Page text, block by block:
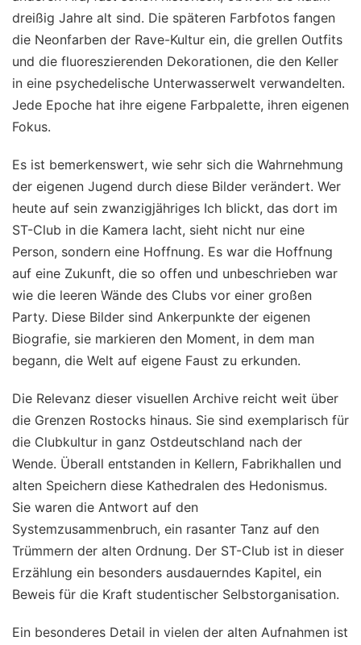
dreißig Jahre alt sind. Die späteren Farbfotos fangen
die Neonfarben der Rave-Kultur ein, die grellen Outfits
und die fluoreszierenden Dekorationen, die den Keller
in eine psychedelische Unterwasserwelt verwandelten.
Jede Epoche hat ihre eigene Farbpalette, ihren eigenen
Fokus.
Es ist bemerkenswert, wie sehr sich die Wahrnehmung
der eigenen Jugend durch diese Bilder verändert. Wer
heute auf sein zwanzigjähriges Ich blickt, das dort im
ST-Club in die Kamera lacht, sieht nicht nur eine
Person, sondern eine Hoffnung. Es war die Hoffnung
auf eine Zukunft, die so offen und unbeschrieben war
wie die leeren Wände des Clubs vor einer großen
Party. Diese Bilder sind Ankerpunkte der eigenen
Biografie, sie markieren den Moment, in dem man
begann, die Welt auf eigene Faust zu erkunden.
Die Relevanz dieser visuellen Archive reicht weit über
die Grenzen Rostocks hinaus. Sie sind exemplarisch für
die Clubkultur in ganz Ostdeutschland nach der
Wende. Überall entstanden in Kellern, Fabrikhallen und
alten Speichern diese Kathedralen des Hedonismus.
Sie waren die Antwort auf den
Systemzusammenbruch, ein rasanter Tanz auf den
Trümmern der alten Ordnung. Der ST-Club ist in dieser
Erzählung ein besonders ausdauerndes Kapitel, ein
Beweis für die Kraft studentischer Selbstorganisation.
Ein besonderes Detail in vielen der alten Aufnahmen ist